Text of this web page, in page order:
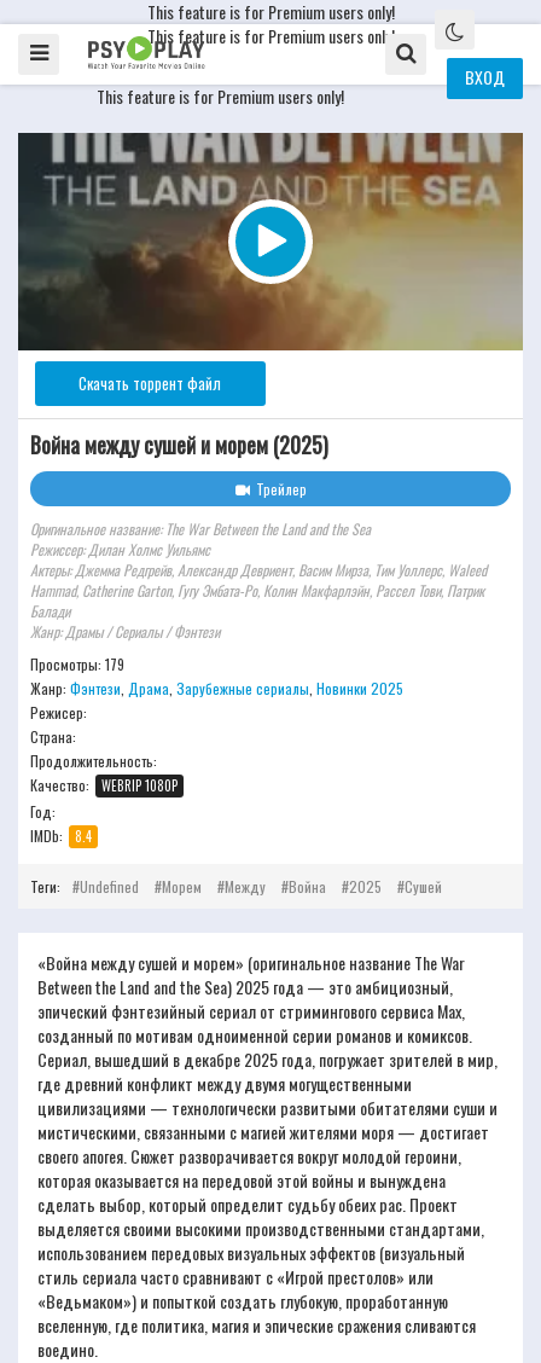
This feature is for Premium users only!
This feature is for Premium users only!
ВХОД
This feature is for Premium users only!
Скачать торрент файл
Война между сушей и морем (2025)
Трейлер
Оригинальное название: The War Between the Land and the Sea
Режиссер: Дилан Холмс Уильямс
Актеры: Джемма Редгрейв, Александр Девриент, Васим Мирза, Тим Уоллерс, Waleed
Hammad, Catherine Garton, Гугу Эмбата-Ро, Колин Макфарлэйн, Рассел Тови, Патрик
Балади
Жанр: Драмы / Сериалы / Фэнтези
Просмотры: 179
Жанр: Фэнтези Драма Зарубежные сериалы Новинки 2025
Режисер:
Страна:
Продолжительность:
Качество:
WEBRIP 1080P
Год:
IMDb:
8.4
Теги: Undefined Морем Между Война 2025 Сушей
«Война между сушей и морем» (оригинальное название The War
Between the Land and the Sea) 2025 года — это амбициозный,
эпический фэнтезийный сериал от стримингового сервиса Max,
созданный по мотивам одноименной серии романов и комиксов.
Сериал, вышедший в декабре 2025 года, погружает зрителей в мир,
где древний конфликт между двумя могущественными
цивилизациями — технологически развитыми обитателями суши и
мистическими, связанными с магией жителями моря — достигает
своего апогея. Сюжет разворачивается вокруг молодой героини,
которая оказывается на передовой этой войны и вынуждена
сделать выбор, который определит судьбу обеих рас. Проект
выделяется своими высокими производственными стандартами,
использованием передовых визуальных эффектов (визуальный
стиль сериала часто сравнивают с «Игрой престолов» или
«Ведьмаком») и попыткой создать глубокую, проработанную
вселенную, где политика, магия и эпические сражения сливаются
воедино.